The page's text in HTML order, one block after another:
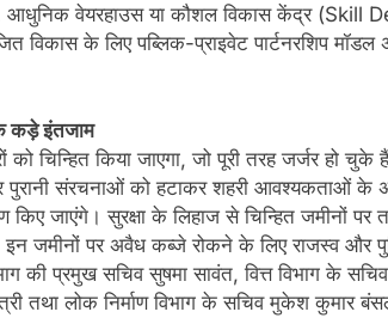
आधुनिक वेयरहाउस या कौशल विकास केंद्र
विकास के लिए पब्लिक-प्राइवेट पार्टनरशिप
के कड़े इंतजाम
चिन्हित किया जाएगा, जो पूरी तरह जर्जर हो
पुरानी संरचनाओं को हटाकर शहरी आवश्यकताओं के
जाएंगे। सुरक्षा के लिहाज से चिन्हित जमीनों पर
इन जमीनों पर अवैध कब्जे रोकने के लिए राजस्व और
की प्रमुख सचिव सुषमा सावंत, वित्त विभाग के
तथा लोक निर्माण विभाग के सचिव मुकेश कुमार